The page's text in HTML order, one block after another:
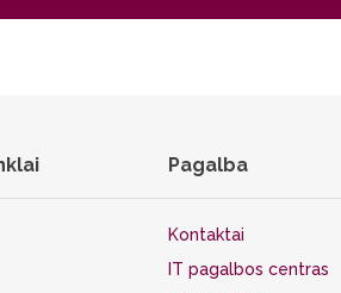
Pagalba
Kontaktai
IT pagalbos centras